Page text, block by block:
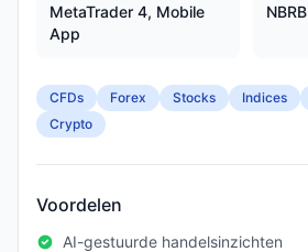
MetaTrader 4, Mobile
App
NBRB
CFDs Forex Stocks Indices
Crypto
Voordelen
AI-gestuurde handelsinzichten